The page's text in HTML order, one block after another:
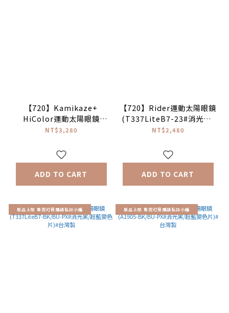
【720】Kamikaze+
HiColor運動太陽眼鏡
(B369B6-39-HC#灰藍
NT$3,280
ADD TO CART
【720】Rider運動太陽眼鏡
(T337LiteB7-23#消光藍/
灰寶藍鍍膜片)#台灣製
NT$2,480
ADD TO CART
新品上架 售完可預購請私訊小編 新品上架 售完可預購請私訊小編